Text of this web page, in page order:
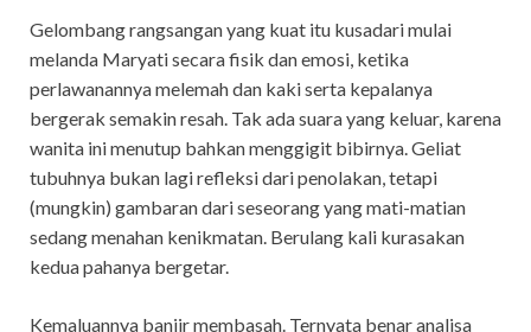
Gelombang rangsangan yang kuat itu kusadari mulai
melanda Maryati secara fisik dan emosi, ketika
perlawanannya melemah dan kaki serta kepalanya
bergerak semakin resah. Tak ada suara yang keluar, karena
wanita ini menutup bahkan menggigit bibirnya. Geliat
tubuhnya bukan lagi refleksi dari penolakan, tetapi
(mungkin) gambaran dari seseorang yang mati-matian
sedang menahan kenikmatan. Berulang kali kurasakan
kedua pahanya bergetar.
Kemaluannya banjir membasah. Ternyata benar analisa